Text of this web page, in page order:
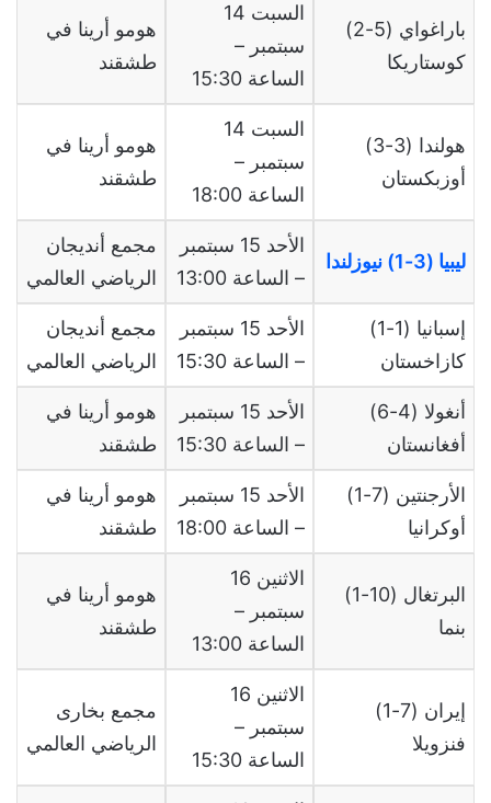
باراغواي (5-2)
كوستاريكا
السبت 14
سبتمبر –
الساعة 15:30
هومو أرينا في
طشقند
هولندا (3-3)
أوزبكستان
السبت 14
سبتمبر –
الساعة 18:00
هومو أرينا في
طشقند
ليبيا (3-1) نيوزلندا
الأحد 15 سبتمبر
– الساعة 13:00
مجمع أنديجان
الرياضي العالمي
إسبانيا (1-1)
كازاخستان
الأحد 15 سبتمبر
– الساعة 15:30
مجمع أنديجان
الرياضي العالمي
أنغولا (4-6)
أفغانستان
الأحد 15 سبتمبر
– الساعة 15:30
هومو أرينا في
طشقند
الأرجنتين (7-1)
أوكرانيا
الأحد 15 سبتمبر
– الساعة 18:00
هومو أرينا في
طشقند
البرتغال (10-1)
بنما
الاثنين 16
سبتمبر –
الساعة 13:00
هومو أرينا في
طشقند
إيران (7-1)
فنزويلا
الاثنين 16
سبتمبر –
الساعة 15:30
مجمع بخارى
الرياضي العالمي